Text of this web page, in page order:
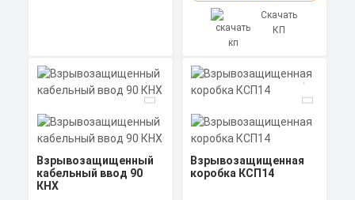
Скачать
КП
Взрывозащищенный
кабельный ввод 90
КНХ
Взрывозащищенная
коробка КСП14